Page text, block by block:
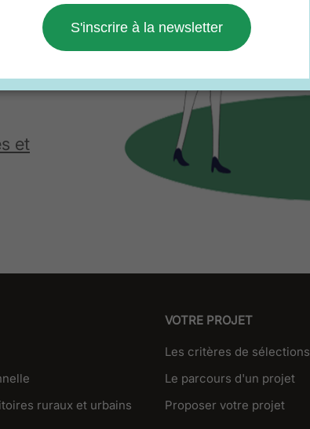
et
ruraux et urbains
VOTRE PROJET
Les critères de sélections
Le parcours d'un projet
Proposer votre projet
S'inscrire à la newsletter